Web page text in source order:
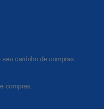
carrinho de compras
compras.